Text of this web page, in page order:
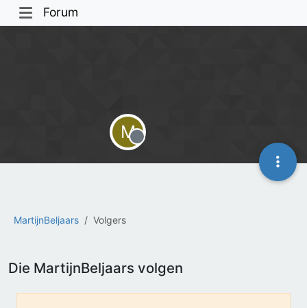
Forum
MartijnBeljaars Volgers
M
Offline
Die MartijnBeljaars volgen